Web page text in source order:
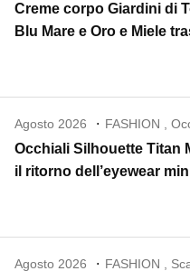
Creme corpo Giardini di
Blu Mare e Oro e Miele
Agosto 2026 FASHION ,
Occhiali Silhouette Titan
il ritorno dell’eyewear
Agosto 2026 FASHION